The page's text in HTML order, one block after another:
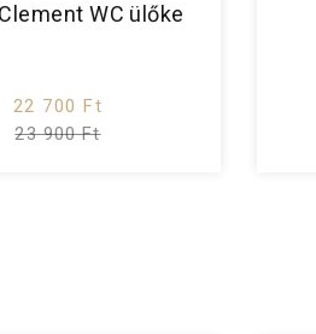
WC ülőke
22 700 Ft
23 900 Ft